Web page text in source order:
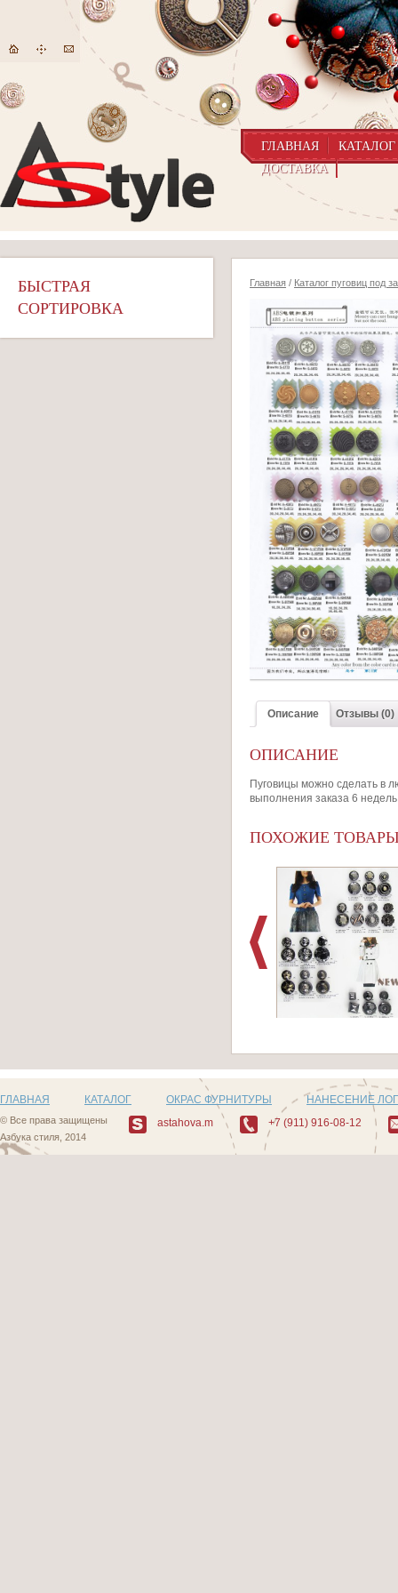
ГЛАВНАЯ
КАТАЛОГ
ДОСТАВКА
БЫСТРАЯ
СОРТИРОВКА
Главная / Каталог пуговиц под
Описание Отзывы (0)
ОПИСАНИЕ
Пуговицы можно сделать в
выполнения заказа 6
ПОХОЖИЕ
ГЛАВНАЯ КАТАЛОГ ОКРАС ФУРНИТУРЫ НАНЕСЕНИЕ
© Все права защищены
Азбука стиля, 2014
astahova.m +7 (911) 916-08-12